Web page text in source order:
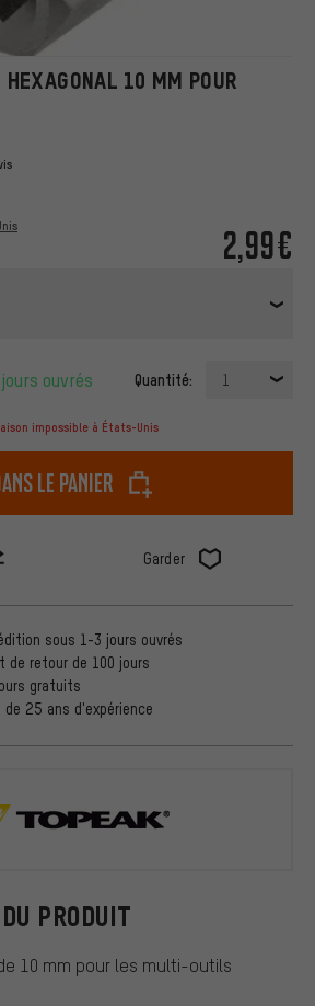
10 MM POUR
2,99€
ouvrés Quantité: 1
impossible à États-Unis
le panier
Garder
PRODUIT
10 mm pour les multi-outils
sous 1-3 jours ouvrés
de retour de 100 jours
gratuits
de 25 ans d'expérience